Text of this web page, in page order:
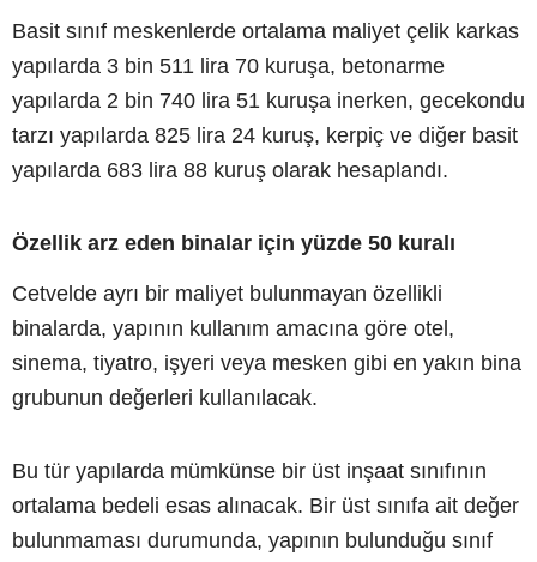
Basit sınıf meskenlerde ortalama maliyet çelik karkas
yapılarda 3 bin 511 lira 70 kuruşa, betonarme
yapılarda 2 bin 740 lira 51 kuruşa inerken, gecekondu
tarzı yapılarda 825 lira 24 kuruş, kerpiç ve diğer basit
yapılarda 683 lira 88 kuruş olarak hesaplandı.
Özellik arz eden binalar için yüzde 50 kuralı
Cetvelde ayrı bir maliyet bulunmayan özellikli
binalarda, yapının kullanım amacına göre otel,
sinema, tiyatro, işyeri veya mesken gibi en yakın bina
grubunun değerleri kullanılacak.
Bu tür yapılarda mümkünse bir üst inşaat sınıfının
ortalama bedeli esas alınacak. Bir üst sınıfa ait değer
bulunmaması durumunda, yapının bulunduğu sınıf